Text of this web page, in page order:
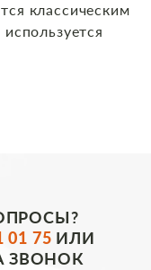
классическим
01 75 ИЛИ
ЗВОНОК